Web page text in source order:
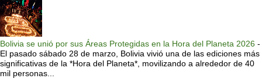
Bolivia se unió por sus Áreas Protegidas en la Hora del Planeta 2026 -
El pasado sábado 28 de marzo, Bolivia vivió una de las ediciones más
significativas de la *Hora del Planeta*, movilizando a alrededor de 40
mil personas...